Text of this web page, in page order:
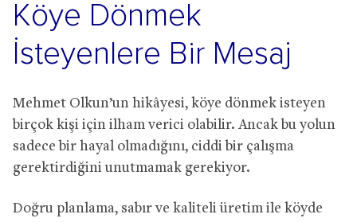
Köye Dönmek
İsteyenlere Bir Mesaj
Mehmet Olkun’un hikâyesi, köye dönmek isteyen
birçok kişi için ilham verici olabilir. Ancak bu yolun
sadece bir hayal olmadığını, ciddi bir çalışma
gerektirdiğini unutmamak gerekiyor.
Doğru planlama, sabır ve kaliteli üretim ile köyde